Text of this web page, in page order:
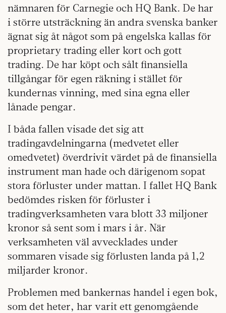
nämnaren för Carnegie och HQ Bank. De har
i större utsträckning än andra svenska banker
ägnat sig åt något som på engelska kallas för
proprietary trading eller kort och gott
trading. De har köpt och sålt finansiella
tillgångar för egen räkning i stället för
kundernas vinning, med sina egna eller
lånade pengar.
I båda fallen visade det sig att
tradingavdelningarna (medvetet eller
omedvetet) överdrivit värdet på de finansiella
instrument man hade och därigenom sopat
stora förluster under mattan. I fallet HQ Bank
bedömdes risken för förluster i
tradingverksamheten vara blott 33 miljoner
kronor så sent som i mars i år. När
verksamheten väl avvecklades under
sommaren visade sig förlusten landa på 1,2
miljarder kronor.
Problemen med bankernas handel i egen bok,
som det heter, har varit ett genomgående